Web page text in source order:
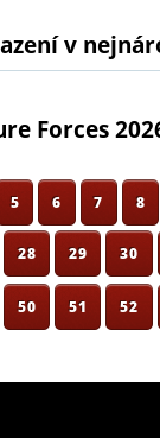
v
Forces
5 6 7 8
28 29 30
50 51 52